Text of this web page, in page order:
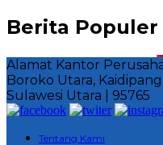
Berita Populer
Alamat Kantor
Boroko Utara,
Sulawesi Utara | 95765
Tentang Kami